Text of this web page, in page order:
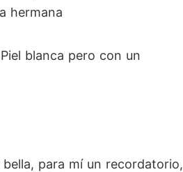
hermana
blanca pero con un
para mí un recordatorio,